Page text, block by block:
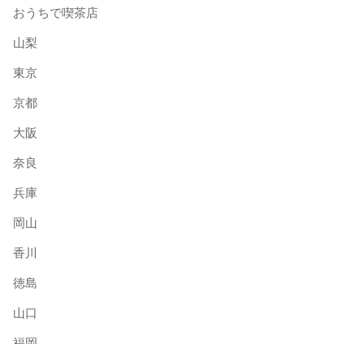
おうちで喫茶店
山梨
東京
京都
大阪
奈良
兵庫
岡山
香川
徳島
山口